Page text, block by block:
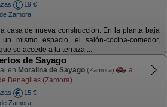
19 €
Zamora
casa de nueva construcción. En la planta baja
mismo espacio, el salón-cocina-comedor,
se accede a la terraza ...
de Sayago
en Moralina de Sayago (Zamora)
a
Benegiles (Zamora)
15 €
Zamora